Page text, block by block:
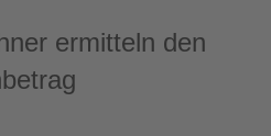
ermitteln den